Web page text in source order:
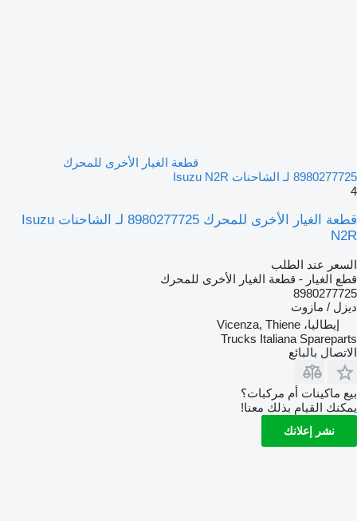
قطعة الغيار الأخرى للمحرك
8980277725 لـ الشاحنات Isuzu N2R
4
قطعة الغيار الأخرى للمحرك 8980277725 لـ الشاحنات Isuzu
N2R
السعر عند الطلب
قطع الغيار - قطعة الغيار الأخرى للمحرك
8980277725
ديزل / مازوت
إيطاليا، Vicenza, Thiene
Trucks Italiana Spareparts
الاتصال بالبائع
بيع ماكينات أم مركبات؟
يمكنك القيام بذلك معنا!
نشر إعلانك